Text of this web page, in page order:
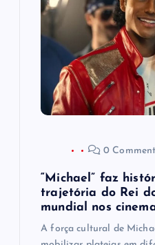
0
“Michael” faz
trajetória do Rei
mundial nos
A força cultural de